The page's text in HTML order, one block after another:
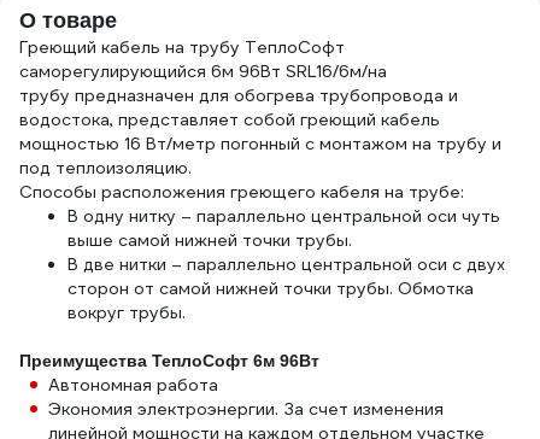
О товаре
Греющий кабель на трубу ТеплоСофт
саморегулирующийся 6м 96Вт SRL16/6м/на
трубу предназначен для обогрева трубопровода и
водостока, представляет собой греющий кабель
мощностью 16 Вт/метр погонный с монтажом на трубу и
под теплоизоляцию.
Способы расположения греющего кабеля на трубе:
В одну нитку – параллельно центральной оси чуть
выше самой нижней точки трубы.
В две нитки – параллельно центральной оси с двух
сторон от самой нижней точки трубы. Обмотка
вокруг трубы.
Преимущества ТеплоСофт 6м 96Вт
Автономная работа
Экономия электроэнергии. За счет изменения
линейной мощности на каждом отдельном участке